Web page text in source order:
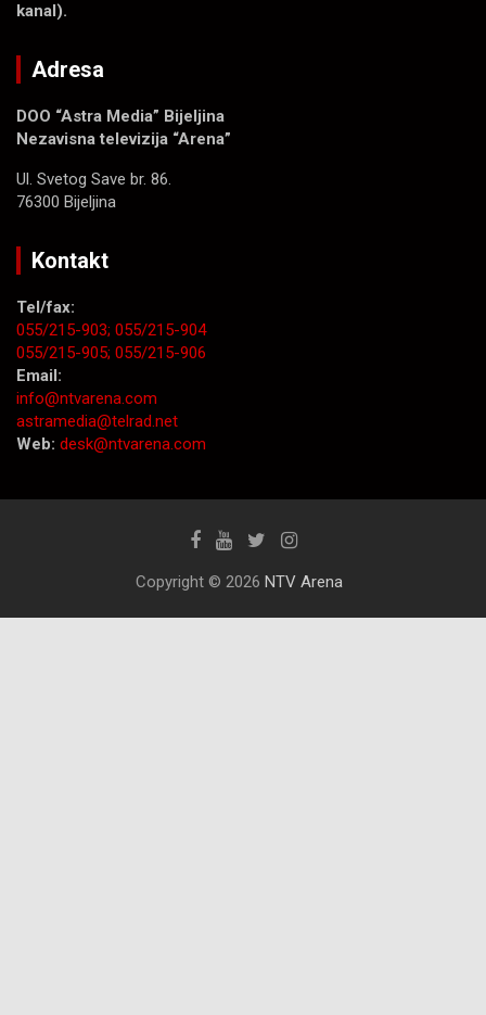
kanal).
Adresa
DOO “Astra Media” Bijeljina
Nezavisna televizija “Arena”
Ul. Svetog Save br. 86.
76300 Bijeljina
Kontakt
Tel/fax:
055/215-903; 055/215-904
055/215-905; 055/215-906
Email:
info@ntvarena.com
astramedia@telrad.net
Web: desk@ntvarena.com
Copyright © 2026 NTV Arena